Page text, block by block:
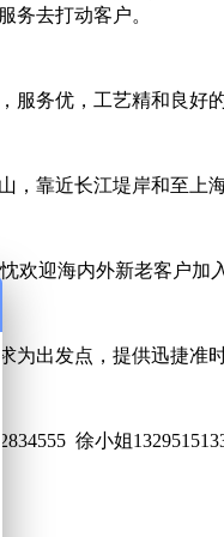
务去打动客户。
服务优，工艺精和良好
，靠近长江堤岸和至上
欢迎海内外新老客户加
为出发点，提供迅捷准
徐小姐